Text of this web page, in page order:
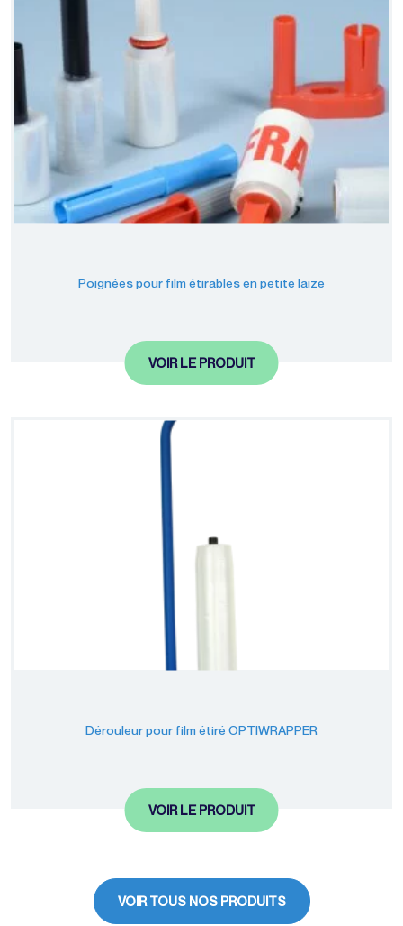
Poignées pour film étirables en petite laize
VOIR LE PRODUIT
Dérouleur pour film étiré OPTIWRAPPER
VOIR LE PRODUIT
VOIR TOUS NOS PRODUITS